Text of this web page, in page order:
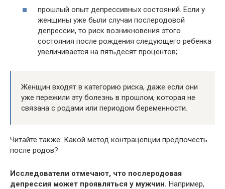
прошлый опыт депрессивных состояний. Если у
женщины уже были случаи послеродовой
депрессии, то риск возникновения этого
состояния после рождения следующего ребенка
увеличивается на пятьдесят процентов;
Женщин входят в категорию риска, даже если они
уже пережили эту болезнь в прошлом, которая не
связана с родами или периодом беременности.
Читайте также: Какой метод контрацепции предпочесть
после родов?
Исследователи отмечают, что послеродовая
депрессия может проявляться у мужчин. Например,